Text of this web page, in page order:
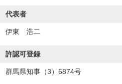
代表者
伊東 浩二
許認可登録
群馬県知事（3）6874号